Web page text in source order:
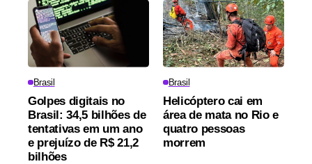
Brasil
Golpes digitais no
Brasil: 34,5 bilhões de
tentativas em um ano
e prejuízo de R$ 21,2
bilhões
Brasil
Helicóptero cai em
área de mata no Rio e
quatro pessoas
morrem